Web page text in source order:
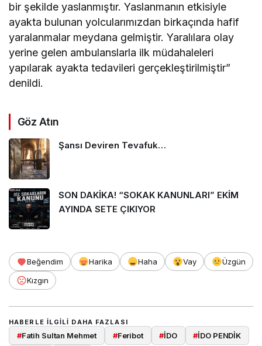
bir şekilde yaslanmıştır. Yaslanmanın etkisiyle
ayakta bulunan yolcularımızdan birkaçında hafif
yaralanmalar meydana gelmiştir. Yaralılara olay
yerine gelen ambulanslarla ilk müdahaleleri
yapılarak ayakta tedavileri gerçekleştirilmiştir”
denildi.
Göz Atın
Şansı Deviren Tevafuk…
SON DAKİKA! “SOKAK KANUNLARI” EKİM
AYINDA SETE ÇIKIYOR
Beğendim Harika Haha Vay
Üzgün
Kızgın
HABERLE ILGILI DAHA FAZLASI
#Fatih Sultan Mehmet #Feribot #İDO #İDO PENDİK